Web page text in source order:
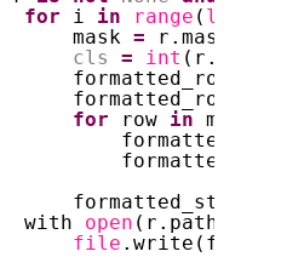
for
i in range ( len
mask =
cls
= int (r.boxes.
formatted_rows
for
row in mask:
formatted_string
with open
file